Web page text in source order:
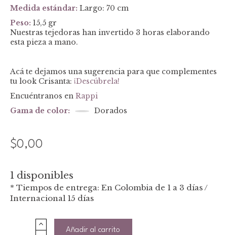
Medida estándar: Largo: 70 cm
Peso: 15,5 gr
Nuestras tejedoras han invertido 3 horas elaborando
esta pieza a mano.
Acá te dejamos una sugerencia para que complementes
tu look Crisanta: ¡Descúbrela!
Encuéntranos en Rappi
Gama de color:
Dorados
$0,00
1 disponibles
Añadir al carrito